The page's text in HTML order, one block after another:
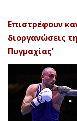
Επιστρέφουν
διοργανώσεις
Πυγμαχίας’